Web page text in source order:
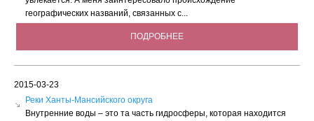
географических названий, связанных с...
ПОДРОБНЕЕ
2015-03-23
Реки Ханты-Мансийского округа
Внутренние воды – это та часть гидросферы, которая находится